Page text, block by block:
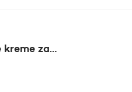
kreme za…